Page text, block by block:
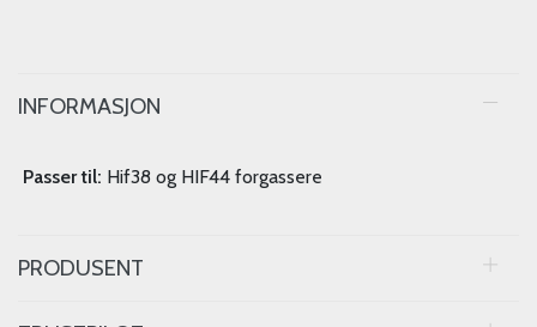
INFORMASJON
Passer til: Hif38 og HIF44 forgassere
PRODUSENT